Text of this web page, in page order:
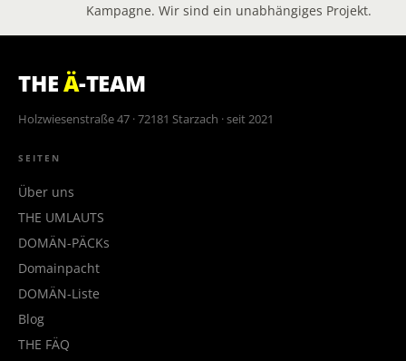
Kampagne. Wir sind ein unabhängiges Projekt.
THEÄ-TEAM
Holzwiesenstraße 47 · 72181 Starzach · seit 2021
SEITEN
Über uns
THE UMLAUTS
DOMÄN-PÄCKs
Domainpacht
DOMÄN-Liste
Blog
THE FÄQ